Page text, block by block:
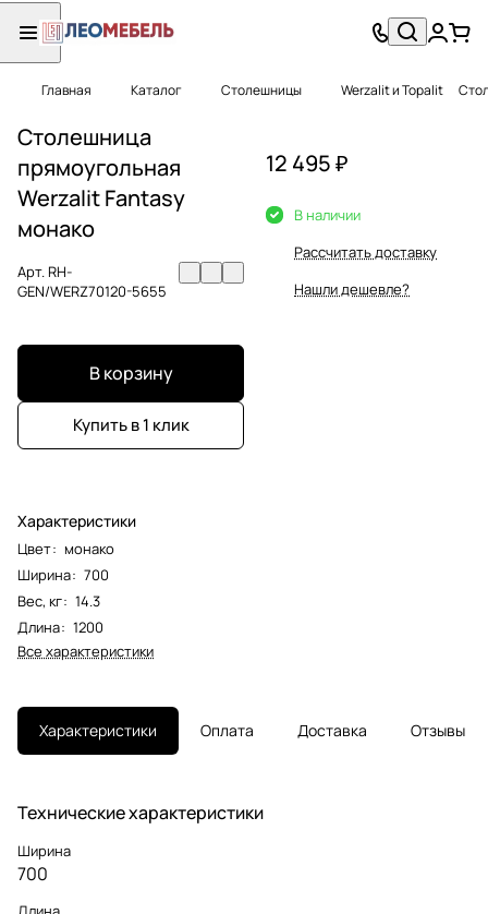
Главная Каталог Столешницы Werzalit и Topalit
Столешница
прямоугольная
Werzalit Fantasy
монако
Арт.RH-
GEN/WERZ70120-5655
В корзину
Купить в 1 клик
Характеристики
Цвет: монако
Ширина: 700
Вес, кг: 14.3
Длина: 1200
Все характеристики
12 495 ₽
В наличии
Рассчитать доставку
Нашли дешевле?
Характеристики Оплата Доставка Отзывы
Технические характеристики
Ширина
700